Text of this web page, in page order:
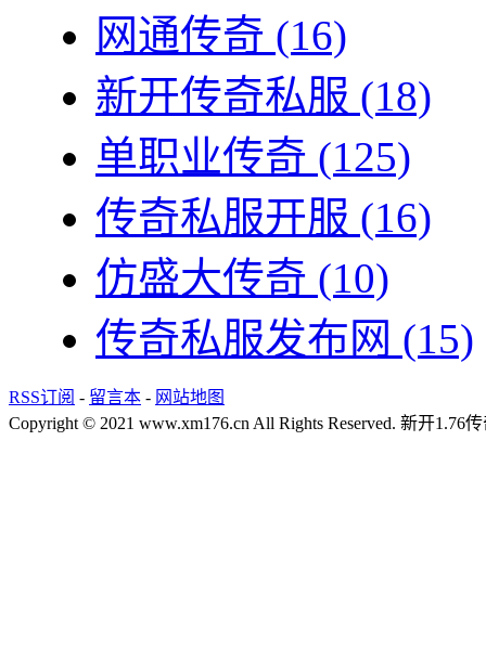
网通传奇 (16)
新开传奇私服 (18)
单职业传奇 (125)
传奇私服开服 (16)
仿盛大传奇 (10)
传奇私服发布网 (15)
RSS订阅 - 留言本 - 网站地图
Copyright © 2021 www.xm176.cn All Rights Reserved. 新开1.76